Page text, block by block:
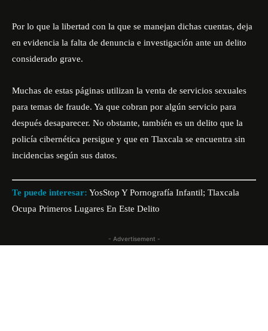
Por lo que la libertad con la que se manejan dichas cuentas, deja
en evidencia la falta de denuncia e investigación ante un delito
considerado grave.
Muchas de estas páginas utilizan la venta de servicios sexuales
para temas de fraude. Ya que cobran por algún servicio para
después desaparecer. No obstante, también es un delito que la
policía cibernética persigue y que en Tlaxcala se encuentra sin
incidencias según sus datos.
Te puede interesar: YosStop Y Pornografía Infantil; Tlaxcala
Ocupa Primeros Lugares En Este Delito
- Advertisement -